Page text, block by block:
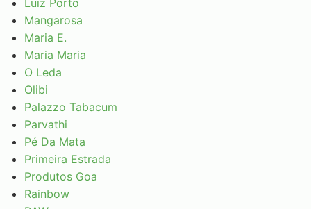
Luiz Porto
Mangarosa
Maria E.
Maria Maria
O Leda
Olibi
Palazzo Tabacum
Parvathi
Pé Da Mata
Primeira Estrada
Produtos Goa
Rainbow